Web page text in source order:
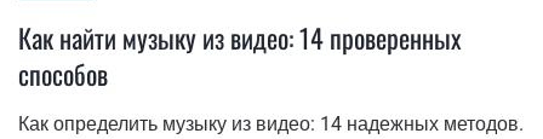
Как найти музыку из видео: 14 проверенных
способов
Как определить музыку из видео: 14 надежных методов.